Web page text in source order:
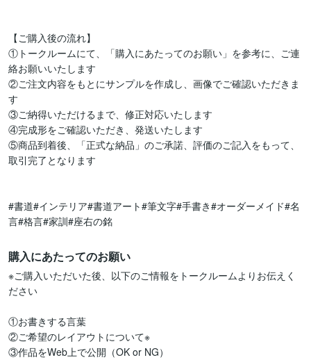
【ご購入後の流れ】
①トークルームにて、「購入にあたってのお願い」を参考に、ご連
絡お願いいたします
②ご注文内容をもとにサンプルを作成し、画像でご確認いただきま
す
③ご納得いただけるまで、修正対応いたします
④完成形をご確認いただき、発送いたします
⑤商品到着後、「正式な納品」のご承諾、評価のご記入をもって、
取引完了となります
#書道#インテリア#書道アート#筆文字#手書き#オーダーメイド#名
言#格言#家訓#座右の銘
購入にあたってのお願い
※ご購入いただいた後、以下のご情報をトークルームよりお伝えく
ださい
①お書きする言葉
②ご希望のレイアウトについて※
③作品をWeb上で公開（OK or NG）